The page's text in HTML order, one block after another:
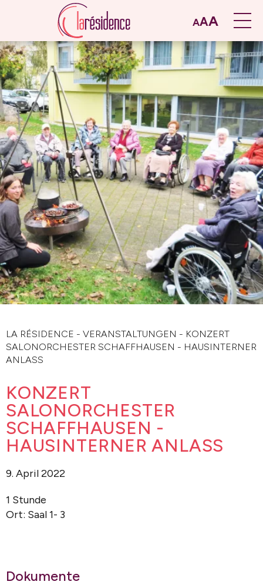
AAA
LA RÉSIDENCE - VERANSTALTUNGEN - KONZERT
SALONORCHESTER SCHAFFHAUSEN - HAUSINTERNER
ANLASS
KONZERT
SALONORCHESTER
SCHAFFHAUSEN -
HAUSINTERNER ANLASS
9. April 2022
1 Stunde
Ort: Saal 1- 3
Dokumente